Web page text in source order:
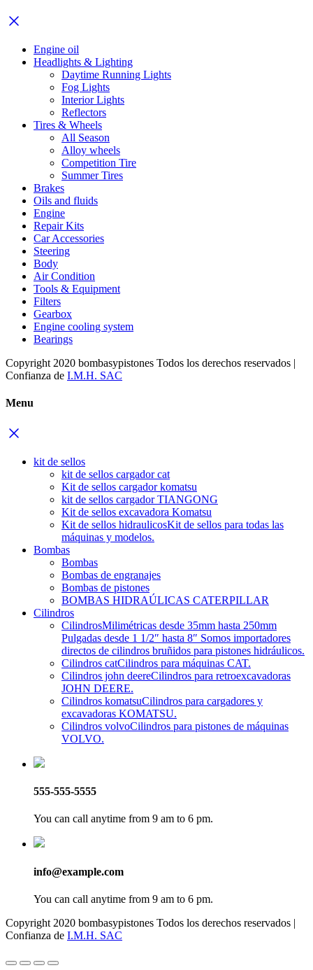
Engine oil
Headlights & Lighting
Daytime Running Lights
Fog Lights
Interior Lights
Reflectors
Tires & Wheels
All Season
Alloy wheels
Competition Tire
Summer Tires
Brakes
Oils and fluids
Engine
Repair Kits
Car Accessories
Steering
Body
Air Condition
Tools & Equipment
Filters
Gearbox
Engine cooling system
Bearings
Copyright 2020 bombasypistones Todos los derechos reservados |
Confianza de I.M.H. SAC
Menu
kit de sellos
kit de sellos cargador cat
Kit de sellos cargador komatsu
kit de sellos cargador TIANGONG
Kit de sellos excavadora Komatsu
Kit de sellos hidraulicosKit de sellos para todas las
máquinas y modelos.
Bombas
Bombas
Bombas de engranajes
Bombas de pistones
BOMBAS HIDRAÚLICAS CATERPILLAR
Cilindros
CilindrosMilimétricas desde 35mm hasta 250mm
Pulgadas desde 1 1/2″ hasta 8″ Somos importadores
directos de cilindros bruñidos para pistones hidráulicos.
Cilindros catCilindros para máquinas CAT.
Cilindros john deereCilindros para retroexcavadoras
JOHN DEERE.
Cilindros komatsuCilindros para cargadores y
excavadoras KOMATSU.
Cilindros volvoCilindros para pistones de máquinas
VOLVO.
555-555-5555
You can call anytime from 9 am to 6 pm.
info@example.com
You can call anytime from 9 am to 6 pm.
Copyright 2020 bombasypistones Todos los derechos reservados |
Confianza de I.M.H. SAC